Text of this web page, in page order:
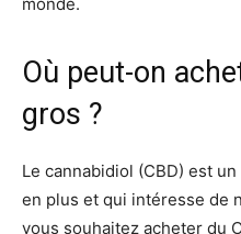
Où peut-on
gros ?
Le cannabidiol (CBD) est
en plus et qui intéresse de
vous souhaitez acheter du